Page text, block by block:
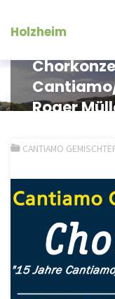
InhaltHolzheim
Roger
CANTIAMO